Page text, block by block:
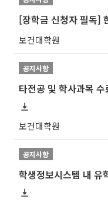
보건대학원
공지사항
타전공 및 학사과목
보건대학원
공지사항